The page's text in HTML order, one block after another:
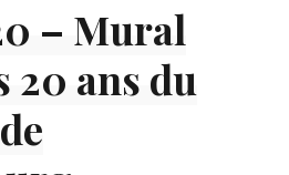
– Mural
20 ans du